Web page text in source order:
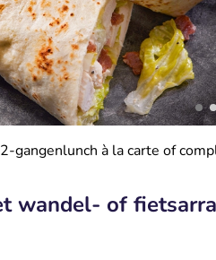
2-gangenlunch à la carte of
wandel- of